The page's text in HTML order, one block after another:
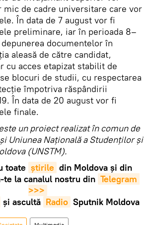
mic de cadre universitare care vor
În data de 7 august vor fi
preliminare, iar în perioada 8–
documentelor în
aleasă de către candidat,
cu acces etapizat stabilit de
blocuri de studii, cu respectarea
împotriva răspândirii
În data de 20 august vor fi
finale.
un proiect realizat în comun de
Uniunea Naţională a Studenţilor şi
(UNSTM).
toate știrile din Moldova și din
te la canalul nostru din Telegram
>>>
și ascultă Radio Sputnik Moldova